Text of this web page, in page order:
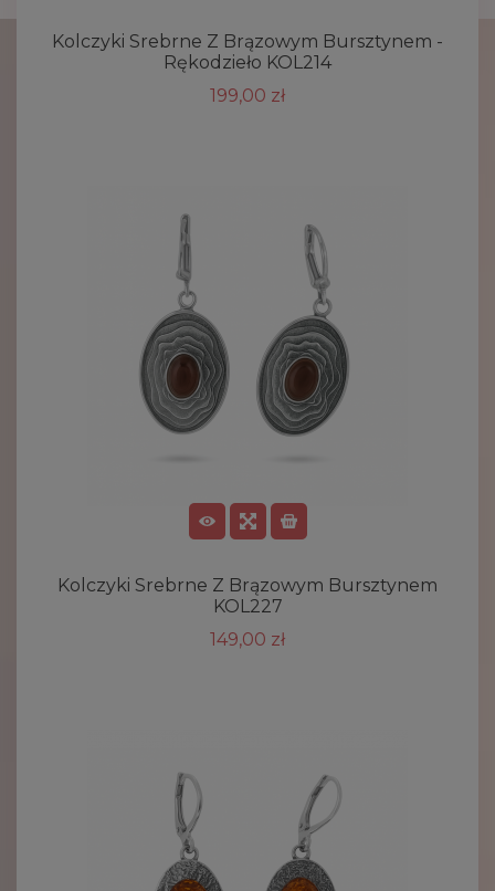
Kolczyki Srebrne Z Brązowym Bursztynem -
Rękodzieło KOL214
199,00 zł
Kolczyki Srebrne Z Brązowym Bursztynem
KOL227
149,00 zł